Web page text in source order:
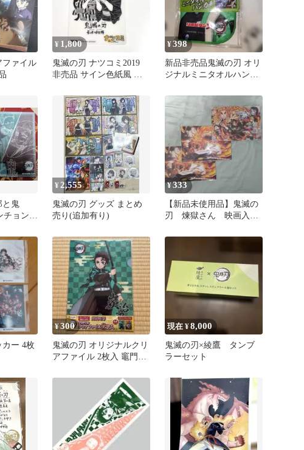
ファイル
¥ 1,800
鬼滅の刃 ナツコミ2019
非売品 サイン色紙風 ミ
¥398
新品非売品鬼滅の刃 オリ
ジナルミニタオルハンカ
と鬼
ョンマ
¥ 2,555
鬼滅の刃 グッズ まとめ
売り(追加有り)
¥333
【新品未使用品】鬼滅の
刃 煉獄さん 映画入場
カー 4枚
¥300
鬼滅の刃 オリジナルクリ
アファイル 2枚入 竈門炭
現在 ¥8,000
鬼滅の刃×綾鷹 タンブ
ラーセット